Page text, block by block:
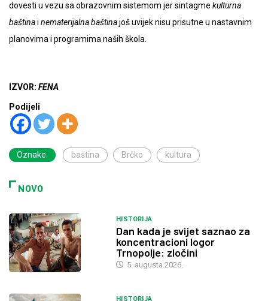
dovesti u vezu sa obrazovnim sistemom jer sintagme kulturna
baštinai nematerijalna baštinajoš uvijek nisu prisutne u nastavnim
planovima i programima naših škola.
IZVOR: FENA
Podijeli
Oznake: baština Brčko kultura
NOVO
HISTORIJA
Dan kada je svijet saznao za
koncentracioni logor
Trnopolje: zločini
5. augusta 2026.
HISTORIJA